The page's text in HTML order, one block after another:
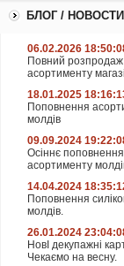
БЛОГ / НОВОСТИ
06.02.2026
Повний розпродаж
асортименту
18.01.2025
Поповнення
молдів
09.09.2024
Осіннє поповнення
асортименту
14.04.2024
Поповнення
молдів.
26.01.2024
НовІ декупажні
Чекаємо на весну.